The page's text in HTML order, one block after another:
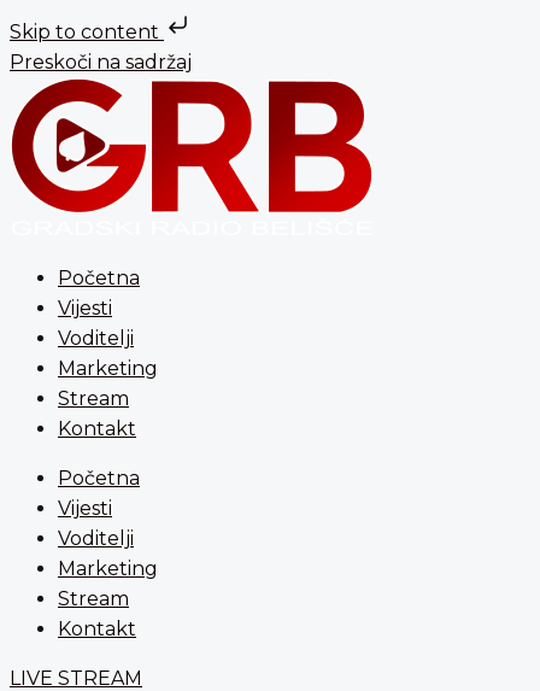
Skip to content
Preskoči na sadržaj
Početna
Vijesti
Voditelji
Marketing
Stream
Kontakt
Početna
Vijesti
Voditelji
Marketing
Stream
Kontakt
LIVE STREAM